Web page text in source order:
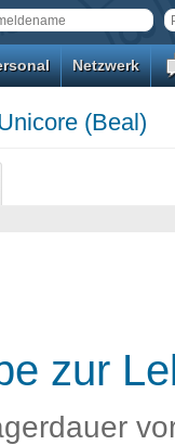
Netzwerk
(Beal)
zur